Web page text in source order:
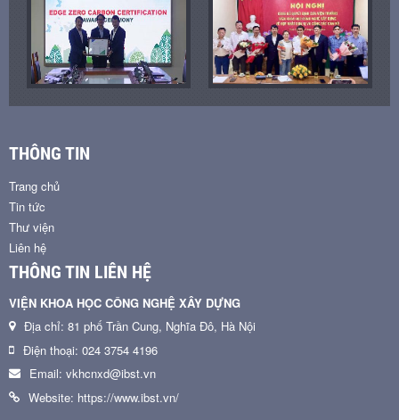
THÔNG TIN
Trang chủ
Tin tức
Thư viện
Liên hệ
THÔNG TIN LIÊN HỆ
VIỆN KHOA HỌC CÔNG NGHỆ XÂY DỰNG
Địa chỉ: 81 phố Trần Cung, Nghĩa Đô, Hà Nội
Điện thoại: 024 3754 4196
Email: vkhcnxd@ibst.vn
Website: https://www.ibst.vn/